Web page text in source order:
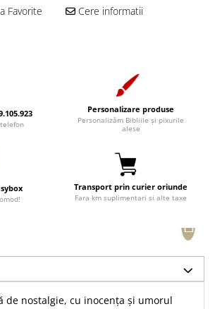
Favorite Cere informatii
Personalizare produse
Personalizăm Bibliile și pixurile
alese
Transport prin curier oriunde
Fara km suplimentari si alte taxe
de nostalgie, cu inocenţa şi umorul